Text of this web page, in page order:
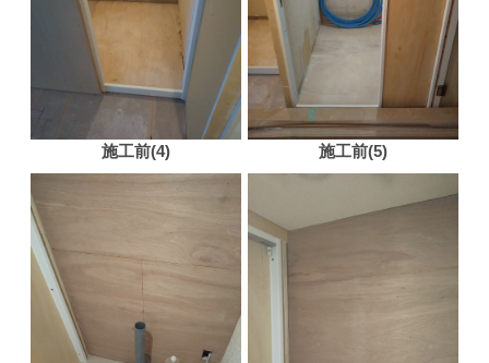
施工前(4) 施工前(5)